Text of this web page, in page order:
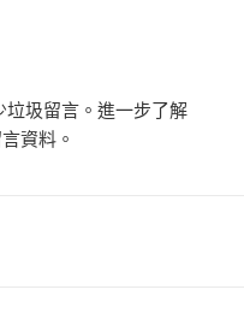
垃圾留言。進一步了解
資料 。